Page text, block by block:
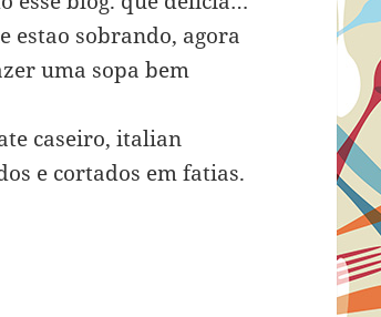
estao sobrando, agora
uma sopa bem
caseiro, italian
e cortados em fatias.